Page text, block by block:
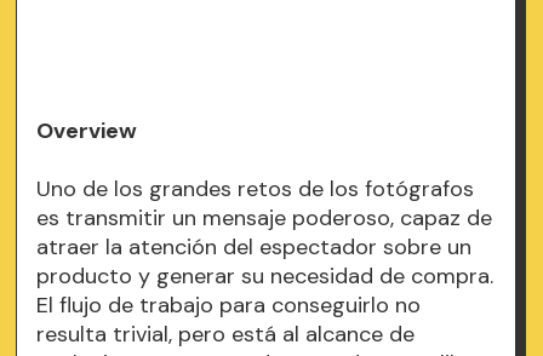
Overview
Uno de los grandes retos de los fotógrafos
es transmitir un mensaje poderoso, capaz de
atraer la atención del espectador sobre un
producto y generar su necesidad de compra.
El flujo de trabajo para conseguirlo no
resulta trivial, pero está al alcance de